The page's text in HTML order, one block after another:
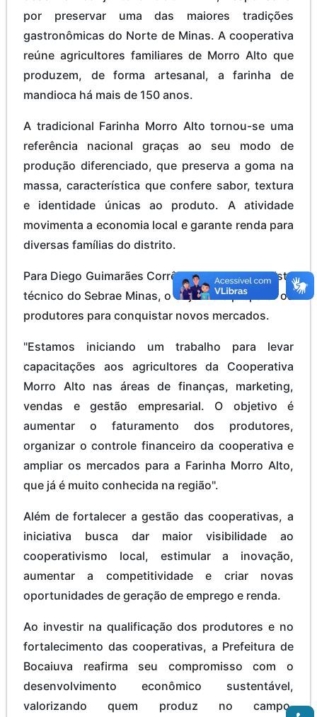
por preservar uma das maiores tradições
gastronômicas do Norte de Minas. A cooperativa
reúne agricultores familiares de Morro Alto que
produzem, de forma artesanal, a farinha de
mandioca há mais de 150 anos.
A tradicional Farinha Morro Alto tornou-se uma
referência nacional graças ao seu modo de
produção diferenciado, que preserva a goma na
massa, característica que confere sabor, textura
e identidade únicas ao produto. A atividade
movimenta a economia local e garante renda para
diversas famílias do distrito.
Para Diego Guimarães Corrêa Guimarães, analista
técnico do Sebrae Minas, o objetivo é preparar os
produtores para conquistar novos mercados.
"Estamos iniciando um trabalho para levar
capacitações aos agricultores da Cooperativa
Morro Alto nas áreas de finanças, marketing,
vendas e gestão empresarial. O objetivo é
aumentar o faturamento dos produtores,
organizar o controle financeiro da cooperativa e
ampliar os mercados para a Farinha Morro Alto,
que já é muito conhecida na região".
Além de fortalecer a gestão das cooperativas, a
iniciativa busca dar maior visibilidade ao
cooperativismo local, estimular a inovação,
aumentar a competitividade e criar novas
oportunidades de geração de emprego e renda.
Ao investir na qualificação dos produtores e no
fortalecimento das cooperativas, a Prefeitura de
Bocaiuva reafirma seu compromisso com o
desenvolvimento econômico sustentável,
valorizando quem produz no campo,